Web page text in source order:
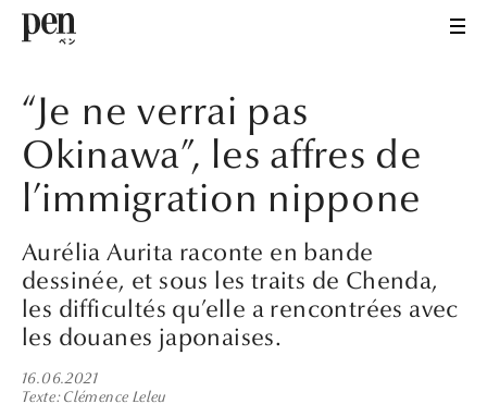
“Je ne verrai pas
Okinawa”, les affres de
l’immigration nippone
Aurélia Aurita raconte en bande
dessinée, et sous les traits de Chenda,
les difficultés qu’elle a rencontrées avec
les douanes japonaises.
16.06.2021
Texte Clémence Leleu